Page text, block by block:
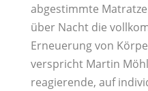
abgestimmte
über Nacht die
Erneuerung von
verspricht Martin
reagierende, auf